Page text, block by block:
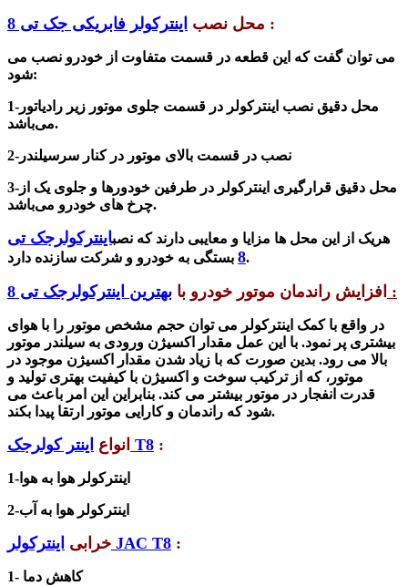
محل نصب اینترکولر فابریکی جک تی 8 :
می توان گفت که این قطعه در قسمت متفاوت از خودرو نصب می
شود:
1-محل دقیق نصب اینترکولر در قسمت جلوی موتور زیر رادیاتور
می‌باشد.
2- نصب در قسمت بالای موتور در کنار سرسیلندر
3-محل دقیق قرارگیری اینترکولر در طرفین خودورها و جلوی یک از
چرخ های خودرو می‌باشد.
هریک از این محل ها مزایا و معایبی دارند که نصباینترکولرجک تی
8بستگی به خودرو و شرکت سازنده دارد.
افزایش راندمان موتور خودرو با بهترین اینترکولرجک تی 8 :
در واقع با کمک اینترکولر می توان حجم مشخص موتور را با هوای
بیشتری پر نمود. با این عمل مقدار اکسیژن ورودی به سیلندر موتور
بالا می رود. بدین صورت که با زیاد شدن مقدار اکسیژن موجود در
موتور، که از ترکیب سوخت و اکسیژن با کیفیت بهتری تولید و
قدرت انفجار در موتور بیشتر می کند. بنابراین این امر باعث می
شود که راندمان و کارایی موتور ارتقا پیدا بکند.
انواع اینتر کولرجک T8 :
1- اینترکولر هوا به هوا
2-اینترکولر هوا به آب
خرابی اینترکولر JAC T8 :
1- کاهش دما